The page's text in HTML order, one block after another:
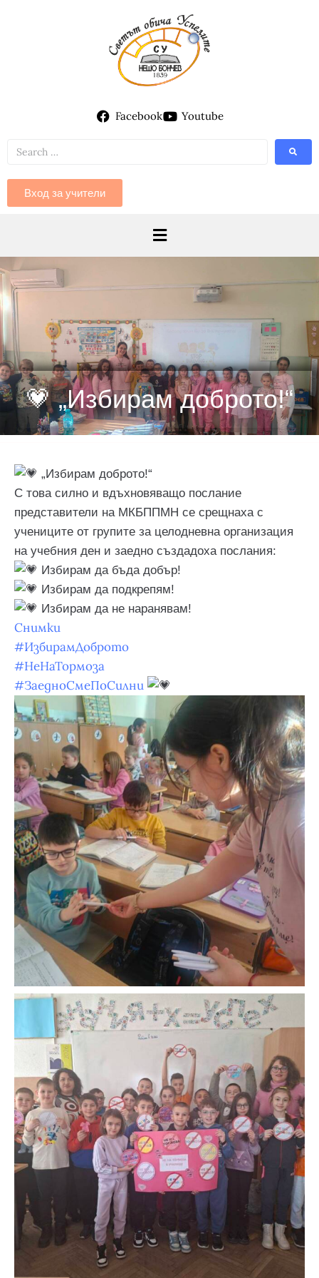
Facebook Youtube
Вход за учители
💗 „Избирам доброто!“
„Избирам доброто!“
С това силно и вдъхновяващо послание
представители на МКБППМН се срещнаха с
учениците от групите за целодневна организация
на учебния ден и заедно създадоха послания:
Избирам да бъда добър!
Избирам да подкрепям!
Избирам да не наранявам!
Снимки
#ИзбирамДоброто
#НеНаТормоза
#ЗаедноСмеПоСилни